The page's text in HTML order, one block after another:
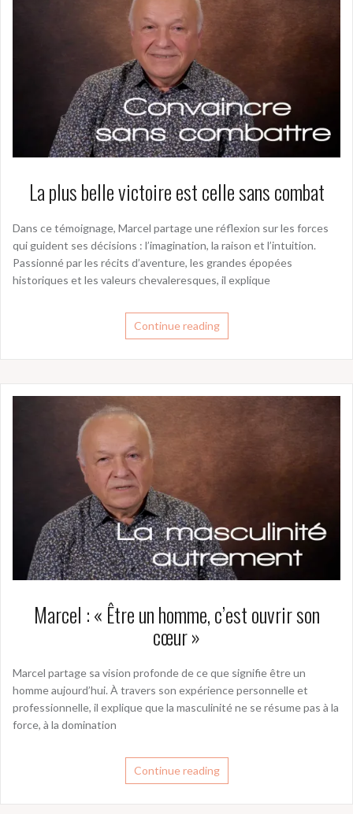
La plus belle victoire est celle sans combat
Dans ce témoignage, Marcel partage une réflexion sur les forces
qui guident ses décisions : l’imagination, la raison et l’intuition.
Passionné par les récits d’aventure, les grandes épopées
historiques et les valeurs chevaleresques, il explique
Continue reading
Marcel : « Être un homme, c’est ouvrir son
cœur »
Marcel partage sa vision profonde de ce que signifie être un
homme aujourd’hui. À travers son expérience personnelle et
professionnelle, il explique que la masculinité ne se résume pas à la
force, à la domination
Continue reading